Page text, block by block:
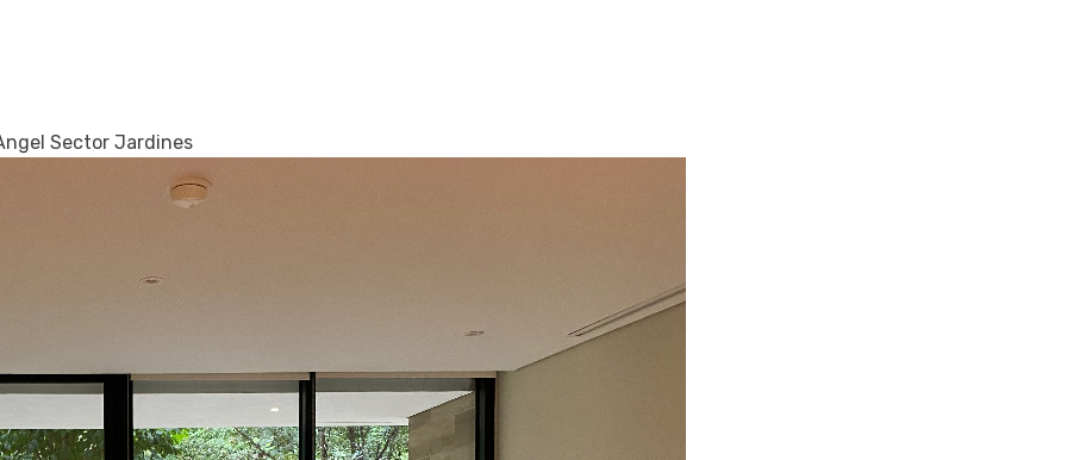
Sector Jardines